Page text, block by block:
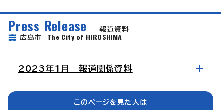
Press Release
報道資料
広島市 The City of HIROSHIMA
2023年1月 報道関係資料
このページを見た人は